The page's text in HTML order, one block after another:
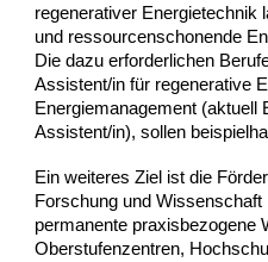
regenerativer Energietechnik
und ressourcenschonende
Die dazu erforderlichen
Assistent/in für regenerative
Energiemanagement (aktuell
Assistent/in), sollen
Ein weiteres Ziel ist die
Forschung und
permanente praxisbezogene
Oberstufenzentren,